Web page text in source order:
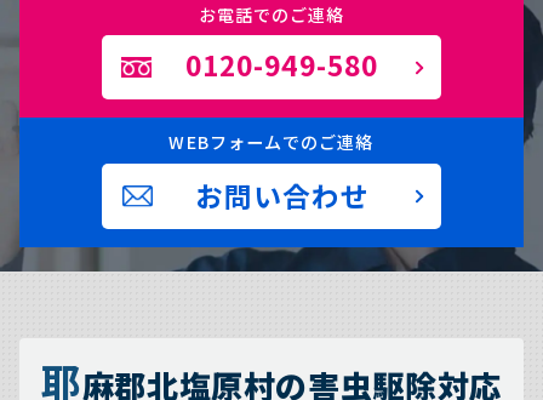
お電話でのご連絡
0120-949-580
WEBフォームでのご連絡
お問い合わせ
耶麻郡北塩原村の害虫駆除対応